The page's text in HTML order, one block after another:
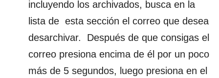
incluyendo los archivados, busca en la
lista de esta sección el correo que desea
desarchivar. Después de que consigas el
correo presiona encima de él por un poco
más de 5 segundos, luego presiona en el